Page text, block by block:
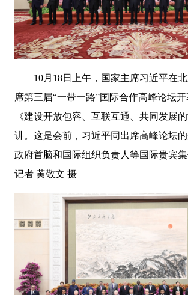
10月18日上午，国家主席习近平在北
席第三届“一带一路”国际合作高峰论坛
《建设开放包容、互联互通、共同发展
讲。这是会前，习近平同出席高峰论坛的
政府首脑和国际组织负责人等国际贵宾
记者 黄敬文 摄